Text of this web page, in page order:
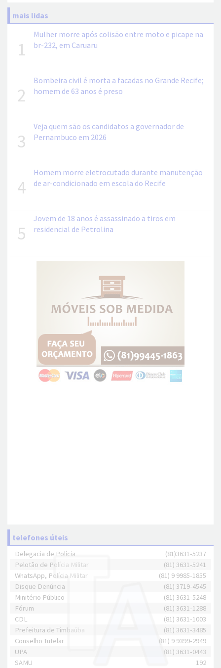
mais lidas
1
Mulher morre após colisão entre moto e picape na
br-232, em Caruaru
2
Bombeira civil é morta a facadas no Grande Recife;
homem de 63 anos é preso
3
Veja quem são os candidatos a governador de
Pernambuco em 2026
4
Homem morre eletrocutado durante manutenção
de ar-condicionado em escola do Recife
5
Jovem de 18 anos é assassinado a tiros em
residencial de Petrolina
telefones úteis
Delegacia de Polícia
(81)3631-5237
Pelotão de Polícia Militar
(81) 3631-5241
WhatsApp, Polícia Militar
(81) 9 9985-1855
Disque Denúncia
(81) 3719-4545
Minitério Público
(81) 3631-5248
Fórum
(81) 3631-1288
CDL
(81) 3631-1003
Prefeitura de Timbaúba
(81) 3631-3485
Conselho Tutelar
(81) 9 9399-2949
UPA
(81) 3631-0443
SAMU
192